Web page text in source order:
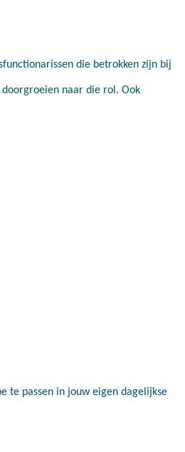
die betrokken zijn bij
naar die rol. Ook
te passen in jouw eigen dagelijkse